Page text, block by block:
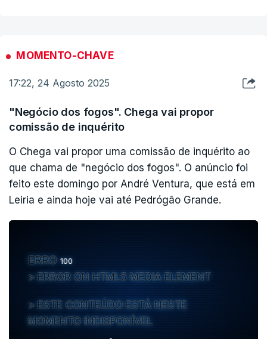
"Aprendeu-se com o passado, foram feitas
ERRO 100
ESTE CONTEÚDO ESTÁ NESTE MOMENTO
INDISPONÍVEL
MOMENTO-CHAVE
17:22, 24 Agosto 2025
"Negócio dos fogos". Chega vai propor
comissão de inquérito
O Chega vai propor uma comissão de inquérito ao
que chama de "negócio dos fogos". O anúncio foi
feito este domingo por André Ventura, que está em
Leiria e ainda hoje vai até Pedrógão Grande.
ERRO100
ERROR ON HTML5 MEDIA ELEMENT
ESTE CONTEÚDO ESTÁ NESTE
MOMENTO INDISPONÍVEL